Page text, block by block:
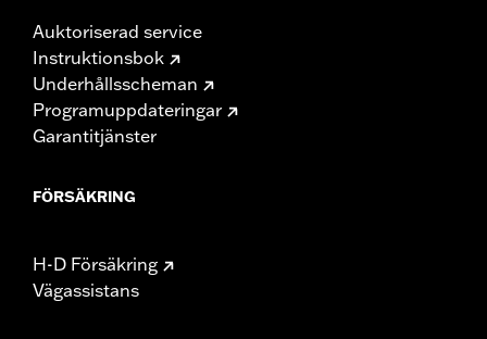
Auktoriserad service
Instruktionsbok
Underhållsscheman
Programuppdateringar
Garantitjänster
FÖRSÄKRING
H-D Försäkring
Vägassistans